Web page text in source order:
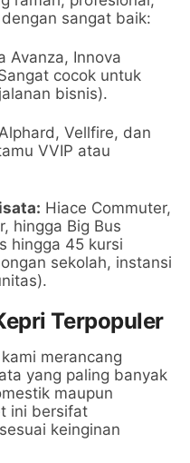
sangat baik:
Avanza, Innova
cocok untuk
bisnis).
Vellfire, dan
VVIP atau
Hiace Commuter,
hingga Big Bus
hingga 45 kursi
sekolah, instansi
Terpopuler
merancang
yang paling banyak
maupun
ini bersifat
keinginan